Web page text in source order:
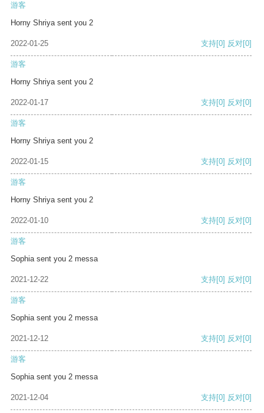
游客
Horny Shriya sent you 2
2022-01-25 支持[0] 反对[0]
游客
Horny Shriya sent you 2
2022-01-17 支持[0] 反对[0]
游客
Horny Shriya sent you 2
2022-01-15 支持[0] 反对[0]
游客
Horny Shriya sent you 2
2022-01-10 支持[0] 反对[0]
游客
Sophia sent you 2 messa
2021-12-22 支持[0] 反对[0]
游客
Sophia sent you 2 messa
2021-12-12 支持[0] 反对[0]
游客
Sophia sent you 2 messa
2021-12-04 支持[0] 反对[0]